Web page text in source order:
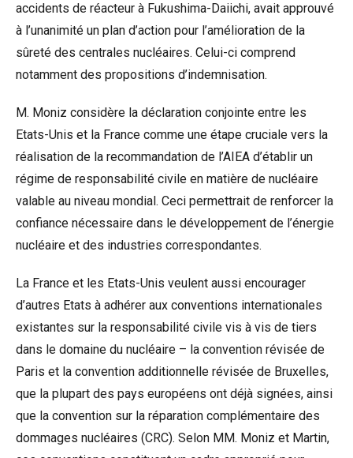
accidents de réacteur à Fukushima-Daiichi, avait approuvé
à l’unanimité un plan d’action pour l’amélioration de la
sûreté des centrales nucléaires. Celui-ci comprend
notamment des propositions d’indemnisation.
M. Moniz considère la déclaration conjointe entre les
Etats-Unis et la France comme une étape cruciale vers la
réalisation de la recommandation de l’AIEA d’établir un
régime de responsabilité civile en matière de nucléaire
valable au niveau mondial. Ceci permettrait de renforcer la
confiance nécessaire dans le développement de l’énergie
nucléaire et des industries correspondantes.
La France et les Etats-Unis veulent aussi encourager
d’autres Etats à adhérer aux conventions internationales
existantes sur la responsabilité civile vis à vis de tiers
dans le domaine du nucléaire – la convention révisée de
Paris et la convention additionnelle révisée de Bruxelles,
que la plupart des pays européens ont déjà signées, ainsi
que la convention sur la réparation complémentaire des
dommages nucléaires (CRC). Selon MM. Moniz et Martin,